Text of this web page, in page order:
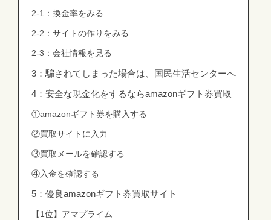
2-1：換金率をみる
2-2：サイトの作りをみる
2-3：会社情報を見る
3：騙されてしまった場合は、国民生活センターへ
4：安全な現金化をするならamazonギフト券買取
①amazonギフト券を購入する
②買取サイトに入力
③買取メールを確認する
④入金を確認する
5：優良amazonギフト券買取サイト
【1位】アマプライム